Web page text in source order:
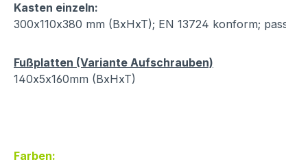
Kasten einzeln:
300x110x380 mm (BxHxT); EN 13724 konform;
Fußplatten (Variante Aufschrauben)
140x5x160mm (BxHxT)
Farben: